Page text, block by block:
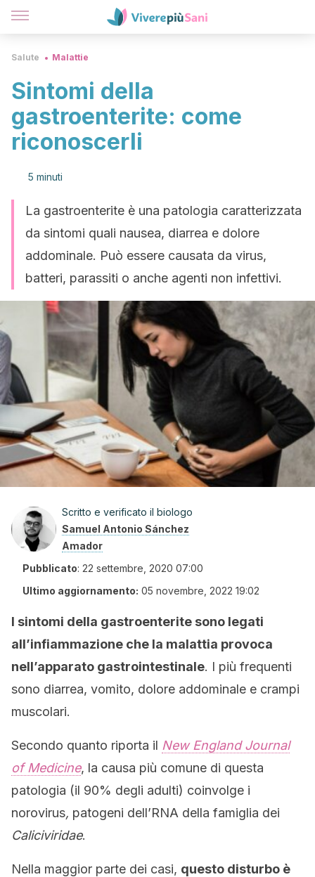
Salute Malattie
Sintomi della
gastroenterite: come
riconoscerli
5 minuti
La gastroenterite è una patologia caratterizzata
da sintomi quali nausea, diarrea e dolore
addominale. Può essere causata da virus,
batteri, parassiti o anche agenti non infettivi.
Scritto e verificato il biologo
Samuel Antonio Sánchez
Amador
Pubblicato: 22 settembre, 2020 07:00
Ultimo aggiornamento: 05 novembre, 2022 19:02
I sintomi della gastroenterite sono legati
all’infiammazione che la malattia provoca
nell’apparato gastrointestinale. I più frequenti
sono diarrea, vomito, dolore addominale e crampi
muscolari.
Secondo quanto riporta il New England Journal
of Medicine, la causa più comune di questa
patologia (il 90% degli adulti) coinvolge i
norovirus, patogeni dell’RNA della famiglia dei
Caliciviridae.
Nella maggior parte dei casi, questo disturbo è